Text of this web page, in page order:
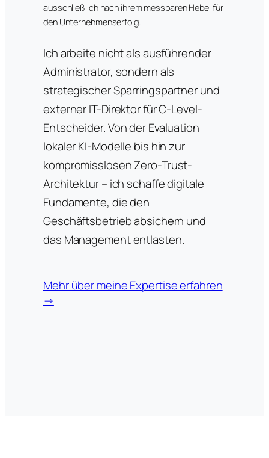
ausschließlich nach ihrem messbaren Hebel für
den Unternehmenserfolg.
Ich arbeite nicht als ausführender
Administrator, sondern als
strategischer Sparringspartner und
externer IT-Direktor für C-Level-
Entscheider. Von der Evaluation
lokaler KI-Modelle bis hin zur
kompromisslosen Zero-Trust-
Architektur – ich schaffe digitale
Fundamente, die den
Geschäftsbetrieb absichern und
das Management entlasten.
Mehr über meine Expertise erfahren
→